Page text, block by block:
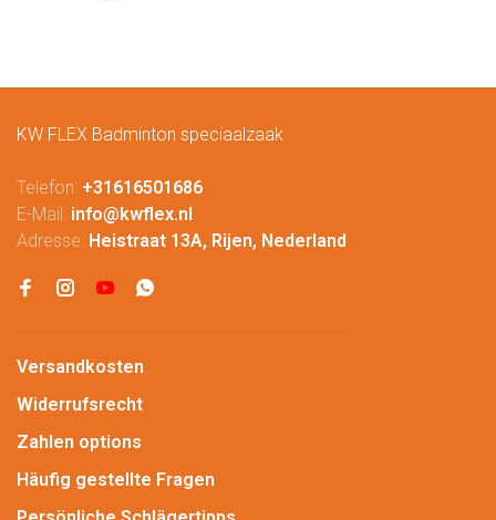
KW FLEX Badminton speciaalzaak
Telefon: +31616501686
E-Mail: info@kwflex.nl
Adresse: Heistraat 13A, Rijen, Nederland
Versandkosten
Widerrufsrecht
Zahlen options
Häufig gestellte Fragen